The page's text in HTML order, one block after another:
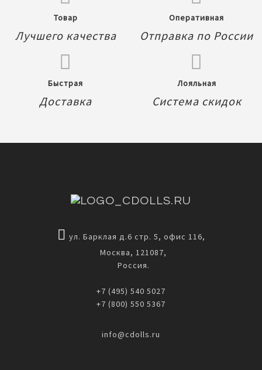
Товар
Лучшего качества
Оперативная
Отправка по России
Быстрая
Доставка
Лояльная
Система скидок
ул. Барклая д.6 стр. 5, офис 116,
Москва, 121087,
Россия.
+7 (495) 540 5027
+7 (800) 550 5367
info@cdolls.ru